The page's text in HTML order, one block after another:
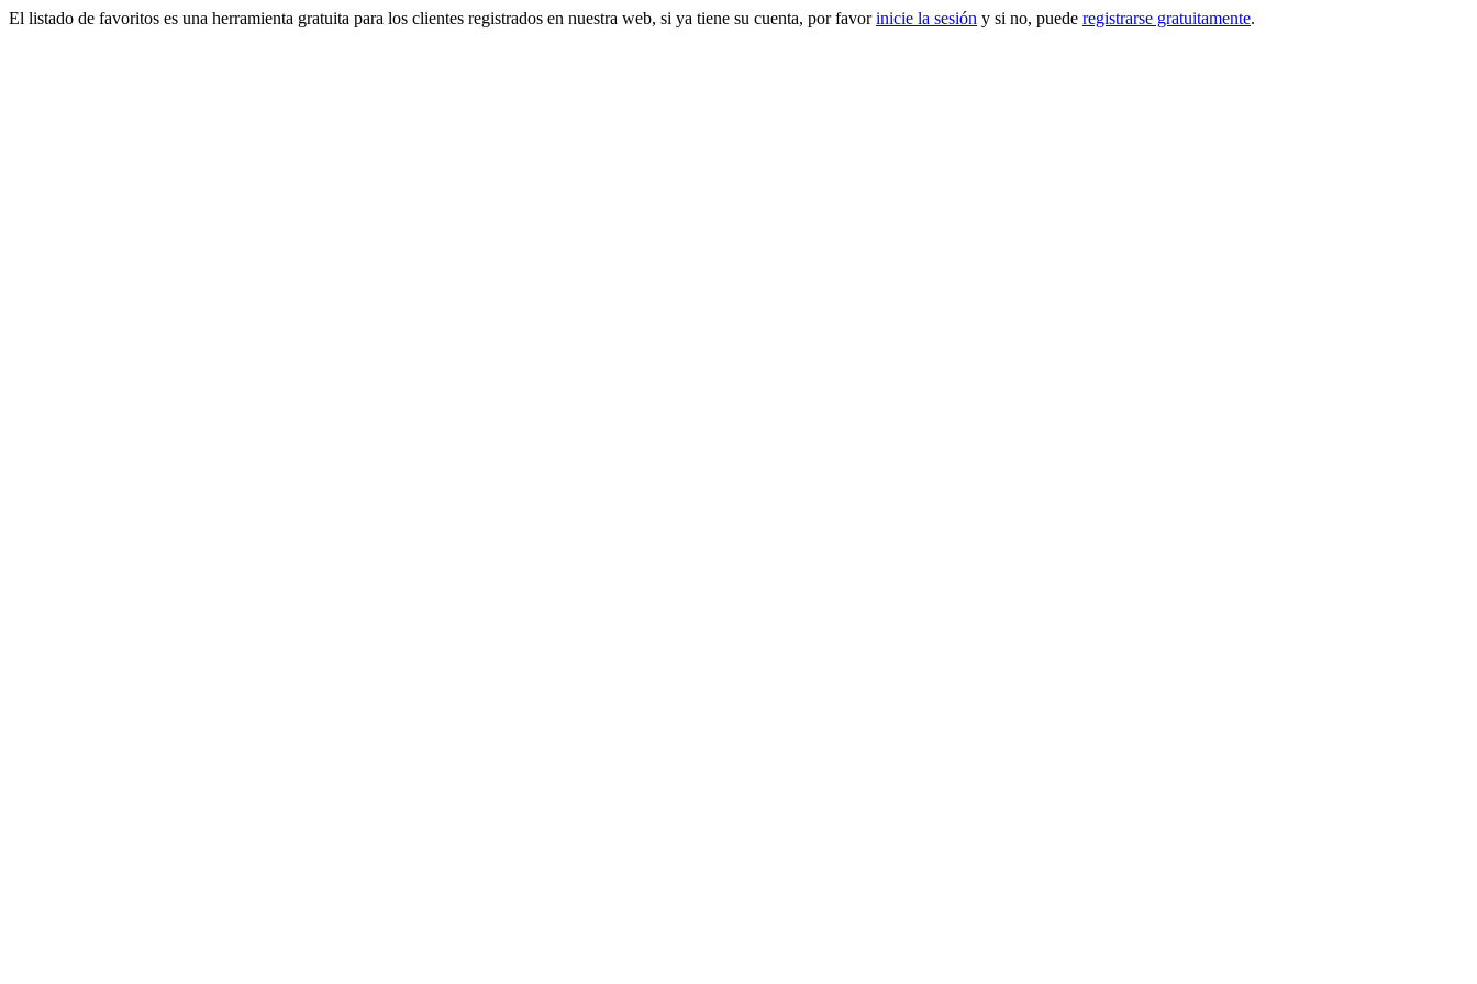
El listado de favoritos es una herramienta gratuita para los clientes registrados en nuestra web, si ya tiene su cuenta, por favorinicie la sesión y si no, puede registrarse gratuitamente.